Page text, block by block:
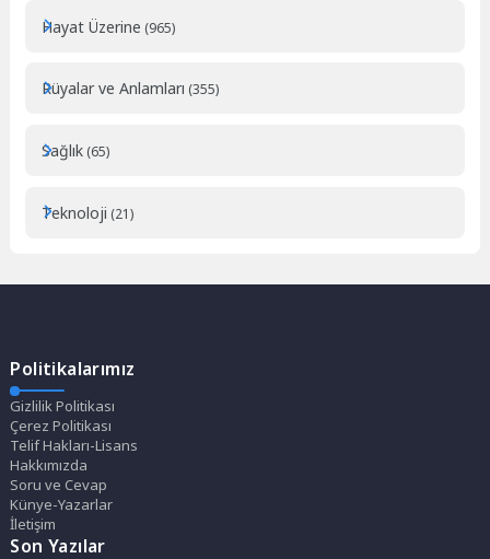
Hayat Üzerine (965)
Rüyalar ve Anlamları (355)
Sağlık (65)
Teknoloji (21)
Politikalarımız
Gizlilik Politikası
Çerez Politikası
Telif Hakları-Lisans
Hakkımızda
Soru ve Cevap
Künye-Yazarlar
İletişim
Son Yazılar